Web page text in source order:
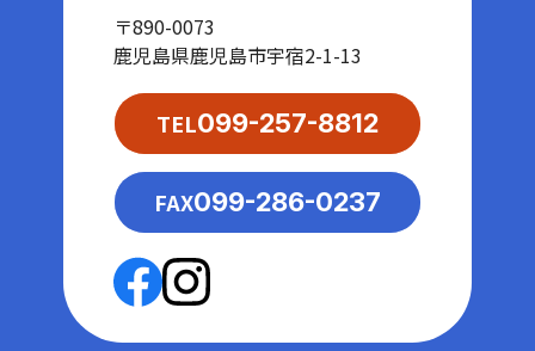
〒890-0073
鹿児島県鹿児島市宇宿2-1-13
TEL099-257-8812
FAX099-286-0237